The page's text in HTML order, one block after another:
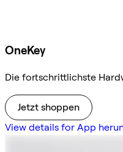
OneKey
Die fortschrittlichste
Jetzt shoppen
View details for App